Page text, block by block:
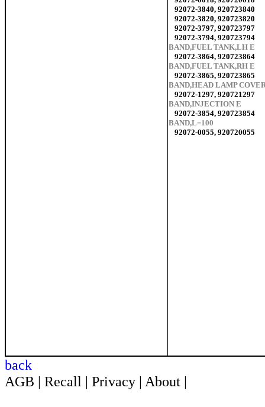
92072-3840, 920723840
92072-3820, 920723820
92072-3797, 920723797
92072-3794, 920723794
BAND,FUEL TANK,LH E
92072-3864, 920723864
BAND,FUEL TANK,RH E
92072-3865, 920723865
BAND,HEAD LAMP
92072-1297, 920721297
BAND,INJECTION E
92072-3854, 920723854
BAND,L=100
92072-0055, 920720055
back
AGB | Recall | Privacy | About |